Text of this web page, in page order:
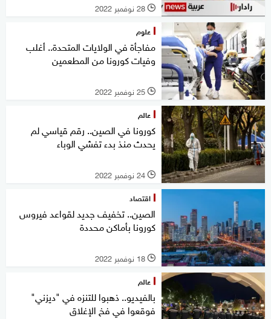
l 28 نوفمبر 2022
علوم
مفاجأة في الولايات المتحدة.. أغلب
وفيات كورونا من المطعمين
l 25 نوفمبر 2022
عالم
كورونا في الصين.. رقم قياسي لم
يحدث منذ بدء تفشي الوباء
l 24 نوفمبر 2022
اقتصاد
الصين.. تخفيف جديد لقواعد فيروس
كورونا بأماكن محددة
l 18 نوفمبر 2022
عالم
بالفيديو.. ذهبوا للتنزه في "ديزني"
فوقعوا في فخ الإغلاق